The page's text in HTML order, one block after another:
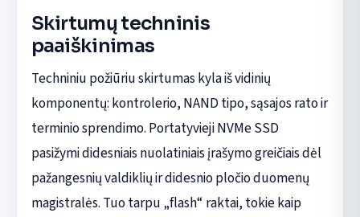
Skirtumų techninis
paaiškinimas
Techniniu požiūriu skirtumas kyla iš vidinių
komponentų: kontrolerio, NAND tipo, sąsajos rato ir
terminio sprendimo. Portatyvieji NVMe SSD
pasižymi didesniais nuolatiniais įrašymo greičiais dėl
pažangesnių valdiklių ir didesnio pločio duomenų
magistralės. Tuo tarpu „flash“ raktai, tokie kaip